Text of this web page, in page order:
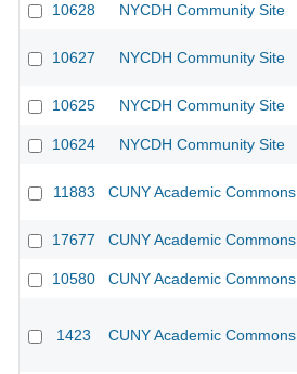
10628 NYCDH Community Site
10627 NYCDH Community Site
10625 NYCDH Community Site
10624 NYCDH Community Site
11883 CUNY Academic Commons
17677 CUNY Academic Commons
10580 CUNY Academic Commons
1423 CUNY Academic Commons